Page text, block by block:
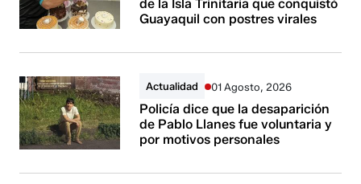
de la Isla Trinitaria que conquistó
Guayaquil con postres virales
Actualidad 01 Agosto, 2026
Policía dice que la desaparición
de Pablo Llanes fue voluntaria y
por motivos personales